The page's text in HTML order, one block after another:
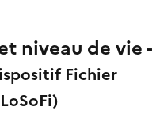
niveau de vie -
Fichier